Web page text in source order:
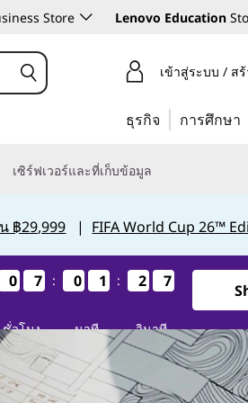
Store Lenovo Education
เข้าสู่ระบบ / ส
ธุรกิจ การศึกษา
เซิร์ฟเวอร์และที่เก็บข้อมูล
฿29,999 | FIFA World Cup 26™
0
0
0
0 7
7
7
7
ชั่วโมง
: 0
0
0
0 1
1
1
1
นาที
: 2
2
2
2 5
4
5
4
วินาที